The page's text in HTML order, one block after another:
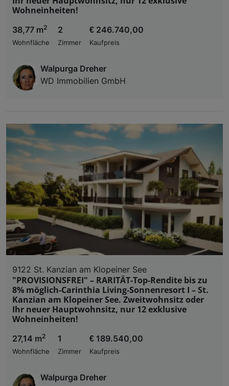
Wohneinheiten!
38,77 m2
Wohnfläche
2
Zimmer
€ 246.740,00
Kaufpreis
Walpurga Dreher
WD Immobilien GmbH
9122 St. Kanzian am Klopeiner See
"PROVISIONSFREI" – RARITÄT-Top-Rendite bis zu
8% möglich-Carinthia Living-Sonnenresort I – St.
Kanzian am Klopeiner See. Zweitwohnsitz oder
Ihr neuer Hauptwohnsitz, nur 12 exklusive
Wohneinheiten!
27,14 m2
Wohnfläche
1
Zimmer
€ 189.540,00
Kaufpreis
Walpurga Dreher